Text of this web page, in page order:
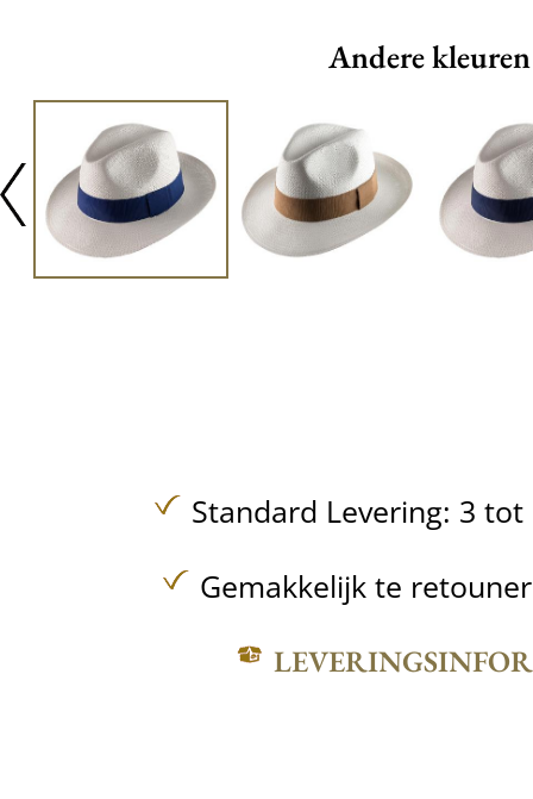
Andere kleuren
Standard Levering: 3
Gemakkelijk te